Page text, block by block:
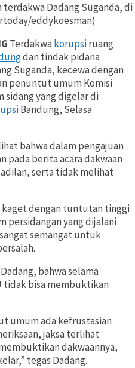
Dadang Suganda,
eddykoesman)
Terdakwakorupsiruang
dan tindak pidana
Suganda, kecewa dengan
penuntut umum Komisi
sidang yang digelar di
Bandung, Selasa
bahwa dalam pengajuan
pada berita acara dakwaan
serta tidak melihat
kaget dengan tuntutan tinggi
persidangan yang dijalani
semangat untuk
bahwa selama
tidak bisa membuktikan
umum ada kefrustasian
jaksa terlihat
dakwaannya,
tegas Dadang.